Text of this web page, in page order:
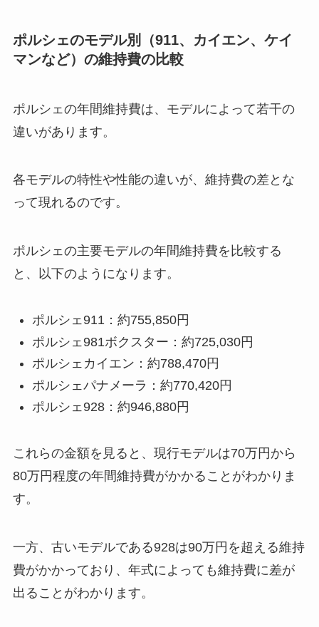
ポルシェのモデル別（911、カイエン、ケイ
マンなど）の維持費の比較
ポルシェの年間維持費は、モデルによって若干の
違いがあります。
各モデルの特性や性能の違いが、維持費の差とな
って現れるのです。
ポルシェの主要モデルの年間維持費を比較する
と、以下のようになります。
ポルシェ911：約755,850円
ポルシェ981ボクスター：約725,030円
ポルシェカイエン：約788,470円
ポルシェパナメーラ：約770,420円
ポルシェ928：約946,880円
これらの金額を見ると、現行モデルは70万円から
80万円程度の年間維持費がかかることがわかりま
す。
一方、古いモデルである928は90万円を超える維持
費がかかっており、年式によっても維持費に差が
出ることがわかります。